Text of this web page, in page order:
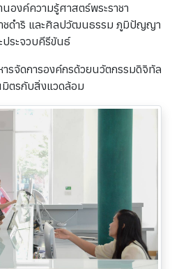
องค์ความรู้ศาสตร์พระราชา
าชดำริ และศิลปวัฒนธรรม ภูมิปัญญา
ประจวบคีรีขันธ์
รจัดการองค์กรด้วยนวัตกรรมดิจิทัล
มิตรกับสิ่งแวดล้อม